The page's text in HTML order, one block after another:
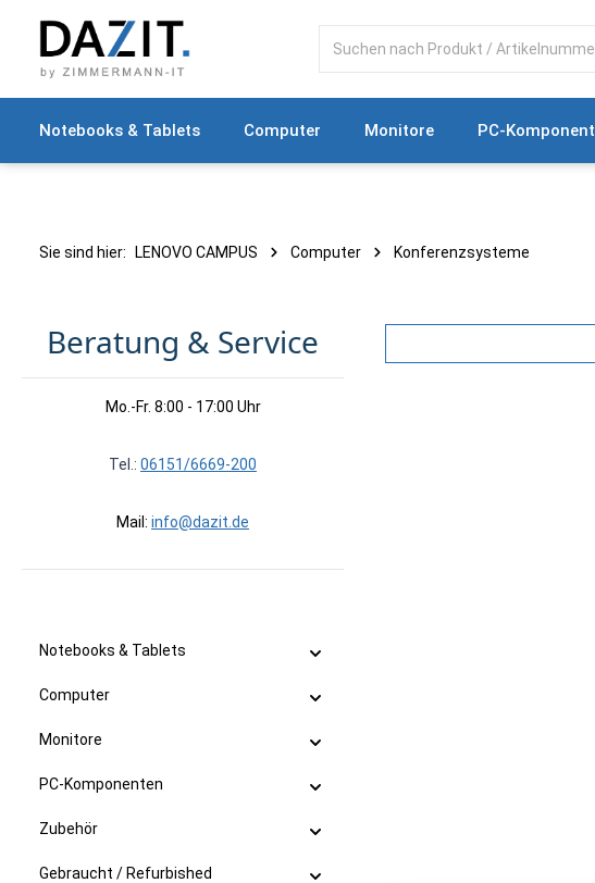
Zur Hauptnavigation springen
Notebooks & Tablets Computer Monitore PC-
Sie sind hier: LENOVO CAMPUS Computer Konferenzsysteme
Beratung & Service
Mo.-Fr. 8:00 - 17:00 Uhr
Tel.: 06151/6669-200
Mail: info@dazit.de
Notebooks & Tablets
Computer
Monitore
PC-Komponenten
Zubehör
Gebraucht / Refurbished